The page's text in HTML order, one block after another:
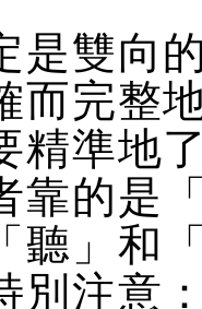
是雙向
而完整
精準地
靠的是
聽」和
別注意